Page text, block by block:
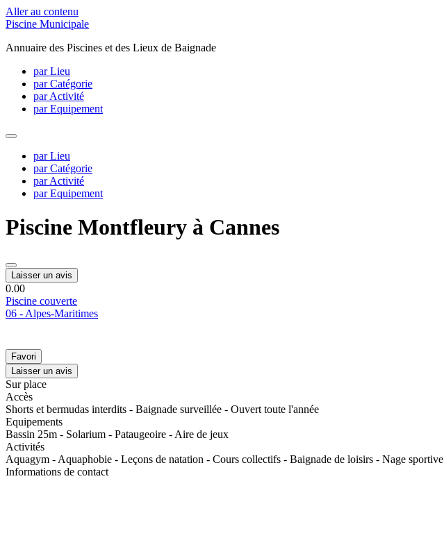
Aller au contenu
Piscine Municipale
Annuaire des Piscines et des Lieux de Baignade
par Lieu
par Catégorie
par Activité
par Equipement
par Lieu
par Catégorie
par Activité
par Equipement
Piscine Montfleury à Cannes
Laisser un avis
0.00
Piscine couverte
06 - Alpes-Maritimes
Favori
Laisser un avis
Sur place
Accès
Shorts et bermudas interdits - Baignade surveillée - Ouvert toute l'année
Equipements
Bassin 25m - Solarium - Pataugeoire - Aire de jeux
Activités
Aquagym - Aquaphobie - Leçons de natation - Cours collectifs - Baignade de loisirs - Nage sportive
Informations de contact